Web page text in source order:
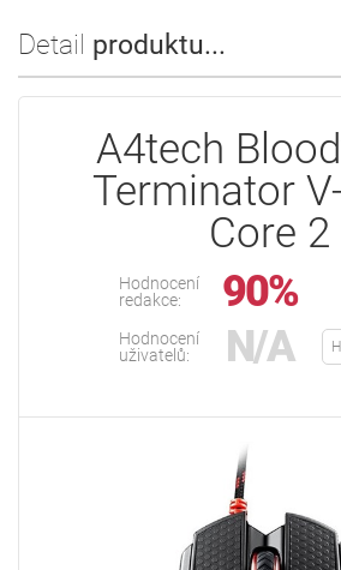
Detail produktu...
A4tech
Terminator
Core 2
Hodnocení
redakce:
90%
Hodnocení
uživatelů:
N/A